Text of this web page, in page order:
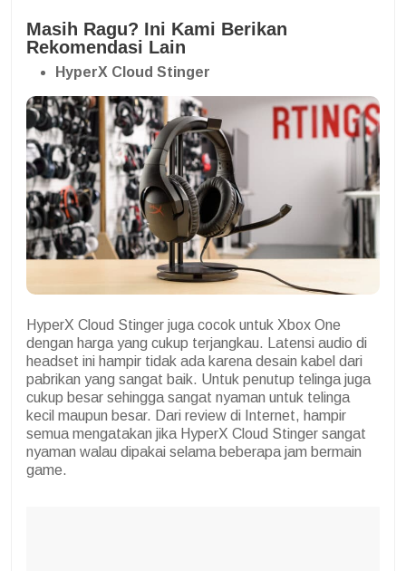
Masih Ragu? Ini Kami Berikan
Rekomendasi Lain
HyperX Cloud Stinger
HyperX Cloud Stinger juga cocok untuk Xbox One
dengan harga yang cukup terjangkau. Latensi audio di
headset ini hampir tidak ada karena desain kabel dari
pabrikan yang sangat baik. Untuk penutup telinga juga
cukup besar sehingga sangat nyaman untuk telinga
kecil maupun besar. Dari review di Internet, hampir
semua mengatakan jika HyperX Cloud Stinger sangat
nyaman walau dipakai selama beberapa jam bermain
game.